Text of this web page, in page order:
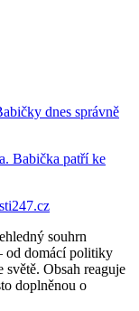
dnes správně
Babička patří ke
souhrn
od domácí politiky
Obsah reaguje
doplněnou o